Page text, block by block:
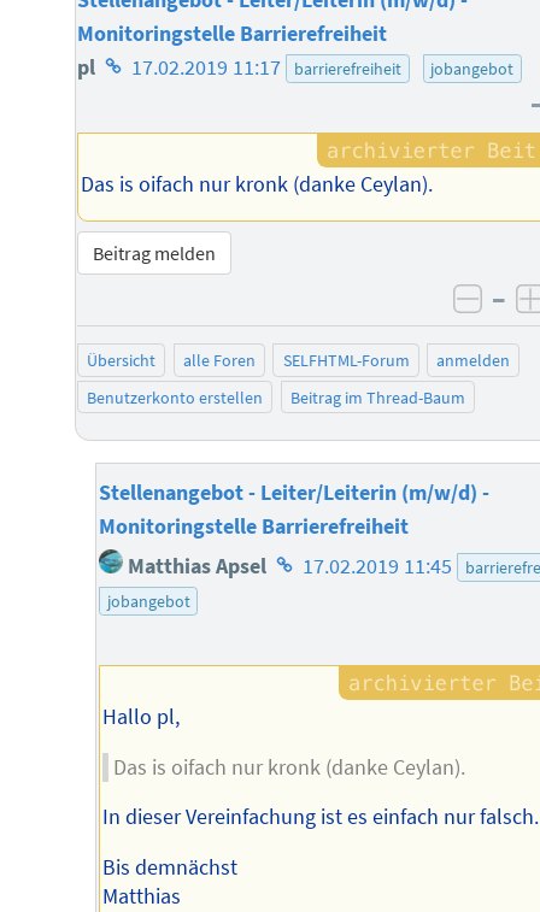
Monitoringstelle Barrierefreiheit
pl Homepage
Autors
17.02.2019 11:17 barrierefreiheit jobangebot
Das is oifach nur kronk (danke Ceylan).
Beitrag melden
–
Übersicht alle Foren SELFHTML-Forum
anmelden
Benutzerkonto erstellen
Beitrag im Thread-Baum
Stellenangebot - Leiter/Leiterin (m/w/d) -
Monitoringstelle Barrierefreiheit
Matthias Apsel Homepage
17.02.2019 11:45
jobangebot
Hallo pl,
Das is oifach nur kronk (danke Ceylan).
In dieser Vereinfachung ist es einfach nur falsch.
Bis demnächst
Matthias